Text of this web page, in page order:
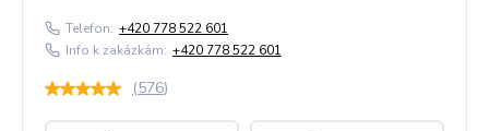
Telefon: +420 778 522 601
Info k zakázkám: +420 778 522 601
(576)